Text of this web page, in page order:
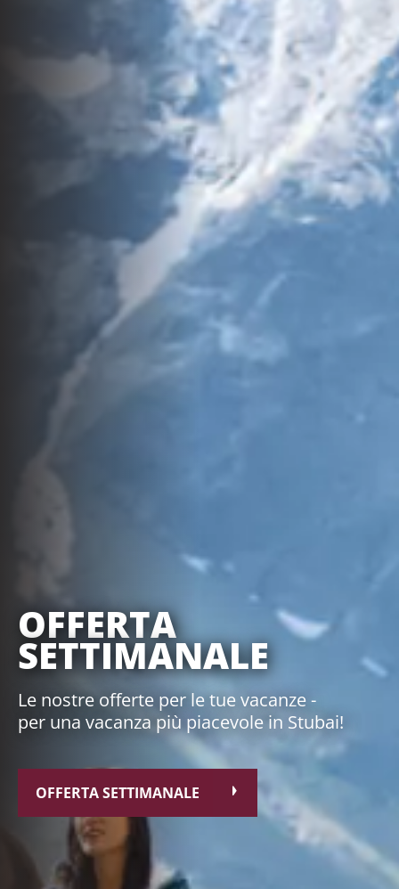
OFFERTA
SETTIMANALE
Le nostre offerte per le tue vacanze -
per una vacanza più piacevole in Stubai!
OFFERTA SETTIMANALE